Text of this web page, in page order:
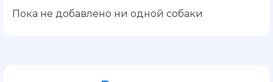
Пока не добавлено ни одной собаки